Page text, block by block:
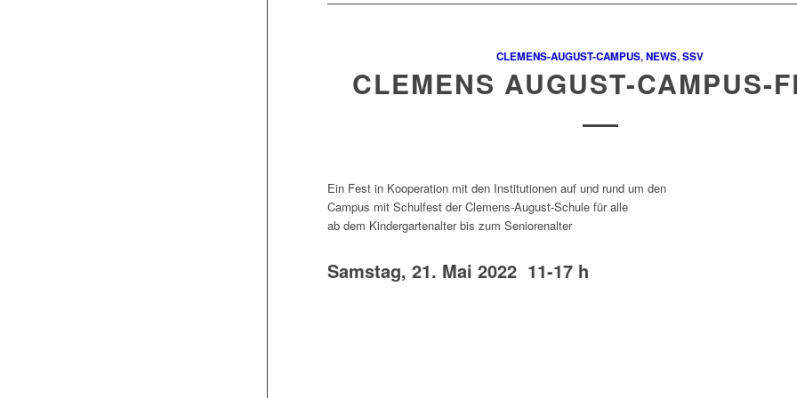
CLEMENS-AUGUST-CAMPUS,NEWS,SSV
CLEMENS AUGUST-CAMPUS-
Ein Fest in Kooperation mit den Institutionen auf und rund um den
Campus mit Schulfest der Clemens-August-Schule für alle
ab dem Kindergartenalter bis zum Seniorenalter
Samstag, 21. Mai 2022 11-17 h